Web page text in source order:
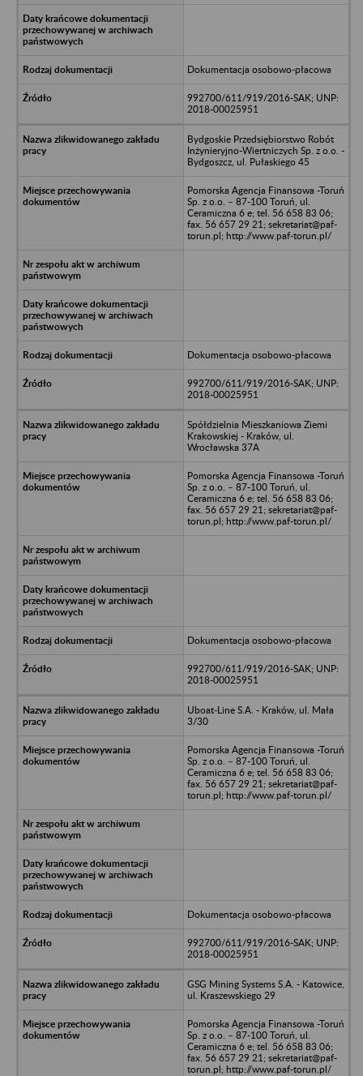
Dokumentacja osobowo-płacowa
992700/611/919/2016-SAK; UNP:
2018-00025951
Bydgoskie Przedsiębiorstwo Robót
Inżynieryjno-Wiertniczych Sp. z o.o. -
Bydgoszcz, ul. Pułaskiego 45
Pomorska Agencja Finansowa -Toruń
Sp. z o.o. – 87-100 Toruń, ul.
Ceramiczna 6 e; tel. 56 658 83 06;
fax. 56 657 29 21; sekretariat@paf-
torun.pl; http://www.paf-torun.pl/
Dokumentacja osobowo-płacowa
992700/611/919/2016-SAK; UNP:
2018-00025951
Spółdzielnia Mieszkaniowa Ziemi
Krakowskiej - Kraków, ul.
Wrocławska 37A
Pomorska Agencja Finansowa -Toruń
Sp. z o.o. – 87-100 Toruń, ul.
Ceramiczna 6 e; tel. 56 658 83 06;
fax. 56 657 29 21; sekretariat@paf-
torun.pl; http://www.paf-torun.pl/
Dokumentacja osobowo-płacowa
992700/611/919/2016-SAK; UNP:
2018-00025951
Uboat-Line S.A. - Kraków, ul. Mała
3/30
Pomorska Agencja Finansowa -Toruń
Sp. z o.o. – 87-100 Toruń, ul.
Ceramiczna 6 e; tel. 56 658 83 06;
fax. 56 657 29 21; sekretariat@paf-
torun.pl; http://www.paf-torun.pl/
Dokumentacja osobowo-płacowa
992700/611/919/2016-SAK; UNP:
2018-00025951
GSG Mining Systems S.A. - Katowice,
ul. Kraszewskiego 29
Pomorska Agencja Finansowa -Toruń
Sp. z o.o. – 87-100 Toruń, ul.
Ceramiczna 6 e; tel. 56 658 83 06;
fax. 56 657 29 21; sekretariat@paf-
torun.pl; http://www.paf-torun.pl/